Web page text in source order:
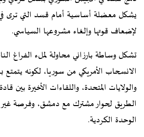
يشكل معضلة أساسية أمام قسد التي ترى
لإضعاف قوتها وإلغاء مشروعها السياسي.
تشكل وساطة بارزاني محاولة لملء الفراغ
الانسحاب الأمريكي من سوريا، لكونه يتمتع
والولايات المتحدة، واللقاءات الأخيرة بين
الطريق لحوار مشترك مع دمشق، وفرصة غير
الوحدة الكردية.